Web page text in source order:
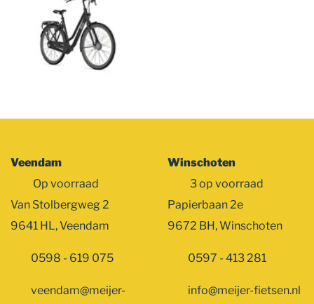
Veendam
Op voorraad
Van Stolbergweg 2
9641 HL, Veendam
0598 - 619 075
veendam@meijer-
Winschoten
3 op voorraad
Papierbaan 2e
9672 BH, Winschoten
0597 - 413 281
info@meijer-fietsen.nl